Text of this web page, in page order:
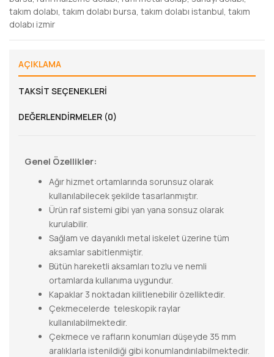
takım dolabı, takım dolabı bursa, takım dolabı istanbul, takım
dolabı izmir
AÇIKLAMA
TAKSIT SEÇENEKLERI
DEĞERLENDIRMELER (0)
Genel Özellikler:
Ağır hizmet ortamlarında sorunsuz olarak
kullanılabilecek şekilde tasarlanmıştır.
Ürün raf sistemi gibi yan yana sonsuz olarak
kurulabilir.
Sağlam ve dayanıklı metal iskelet üzerine tüm
aksamlar sabitlenmiştir.
Bütün hareketli aksamları tozlu ve nemli
ortamlarda kullanıma uygundur.
Kapaklar 3 noktadan kilitlenebilir özelliktedir.
Çekmecelerde teleskopik raylar
kullanılabilmektedir.
Çekmece ve rafların konumları düşeyde 35 mm
aralıklarla istenildiği gibi konumlandırılabilmektedir.